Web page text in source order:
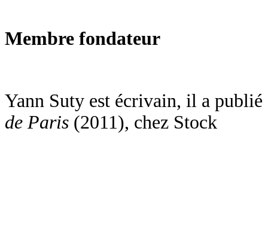
Membre fondateur
Yann Suty est écrivain, il a publié
de Paris (2011), chez Stock